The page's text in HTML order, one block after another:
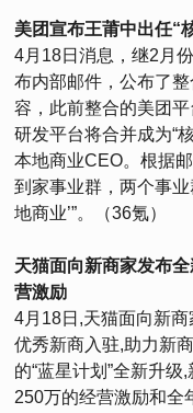
美团宣布王莆中出任“
4月18日消息，继2月
布内部邮件，公布了
容，此前整合的美团
研发平台将合并成为“
本地商业CEO。根据
到家事业群，两个事
地商业’”。（36氪）
天猫面向新商家发布
营激励
4月18日,天猫面向新商
优秀新商入驻,助力新
的“蓝星计划”全新升
250万的经营激励和全